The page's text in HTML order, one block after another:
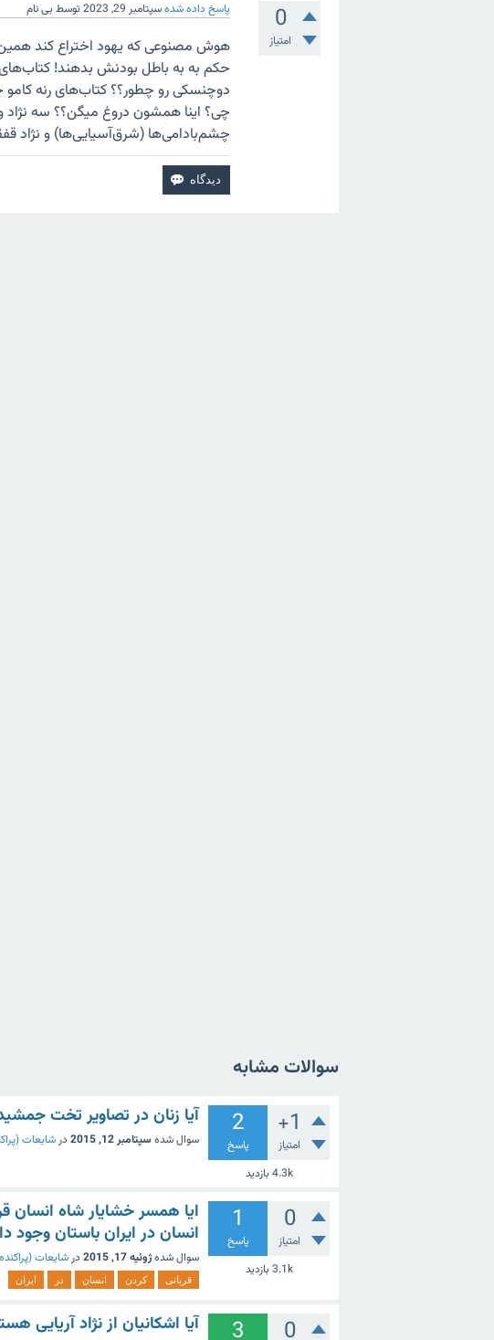
0
امتیاز
پاسخ داده شدهسپتامبر 29, 2023 توسط بی نام
هوش مصنوعی که یهود اختراع کند
حکم به به باطل بودنش بدهند!
دوچنسکی رو چطور؟؟ کتاب‌های رنه کامو
چی؟ اینا همشون دروغ میگن؟؟ سه نژاد
چشم‌بادامی‌ها (شرق‌آسیایی‌ها) و نژاد
سوالات مشابه
+1
امتیاز
2
پاسخ
4.3k بازدید
آیا زنان در تصاویر تخت
سوال شده سپتامبر 12, 2015 در شایعات
0
امتیاز
1
پاسخ
3.1k بازدید
ایا همسر خشایار شاه انسان
انسان در ایران باستان وجود
سوال شدهژوئیه 17, 2015 در شایعات
قربانی کردن انسان در ایران
0
3 آیا اشکانیان از نژاد آریایی